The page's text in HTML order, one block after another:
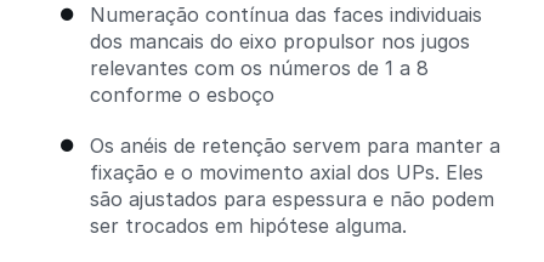
Numeração contínua das faces individuais
dos mancais do eixo propulsor nos jugos
relevantes com os números de 1 a 8
conforme o esboço
Os anéis de retenção servem para manter a
fixação e o movimento axial dos UPs. Eles
são ajustados para espessura e não podem
ser trocados em hipótese alguma.